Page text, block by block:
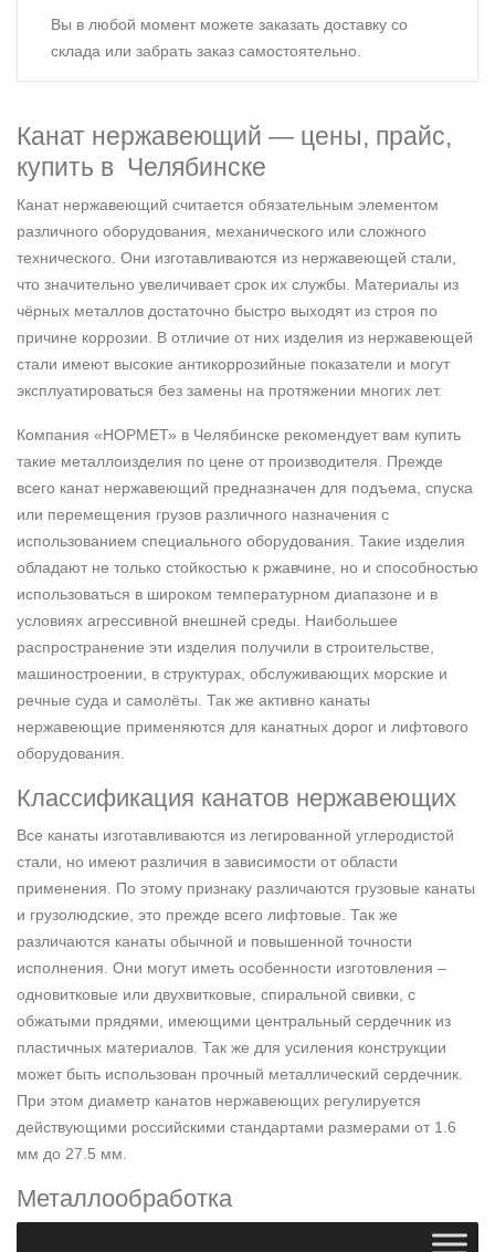
Вы в любой момент можете заказать доставку со
склада или забрать заказ самостоятельно.
Канат нержавеющий — цены, прайс,
купить в Челябинске
Канат нержавеющий считается обязательным элементом
различного оборудования, механического или сложного
технического. Они изготавливаются из нержавеющей стали,
что значительно увеличивает срок их службы. Материалы из
чёрных металлов достаточно быстро выходят из строя по
причине коррозии. В отличие от них изделия из нержавеющей
стали имеют высокие антикоррозийные показатели и могут
эксплуатироваться без замены на протяжении многих лет.
Компания «НОРМЕТ» в Челябинске рекомендует вам купить
такие металлоизделия по цене от производителя. Прежде
всего канат нержавеющий предназначен для подъема, спуска
или перемещения грузов различного назначения с
использованием специального оборудования. Такие изделия
обладают не только стойкостью к ржавчине, но и способностью
использоваться в широком температурном диапазоне и в
условиях агрессивной внешней среды. Наибольшее
распространение эти изделия получили в строительстве,
машиностроении, в структурах, обслуживающих морские и
речные суда и самолёты. Так же активно канаты
нержавеющие применяются для канатных дорог и лифтового
оборудования.
Классификация канатов нержавеющих
Все канаты изготавливаются из легированной углеродистой
стали, но имеют различия в зависимости от области
применения. По этому признаку различаются грузовые канаты
и грузолюдские, это прежде всего лифтовые. Так же
различаются канаты обычной и повышенной точности
исполнения. Они могут иметь особенности изготовления –
одновитковые или двухвитковые, спиральной свивки, с
обжатыми прядями, имеющими центральный сердечник из
пластичных материалов. Так же для усиления конструкции
может быть использован прочный металлический сердечник.
При этом диаметр канатов нержавеющих регулируется
действующими российскими стандартами размерами от 1.6
мм до 27.5 мм.
Металлообработка